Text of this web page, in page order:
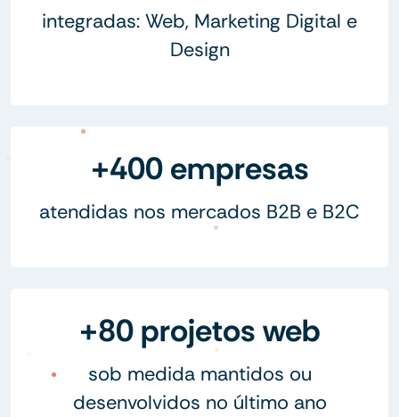
integradas: Web, Marketing Digital e
Design
+400 empresas
atendidas nos mercados B2B e B2C
+80 projetos web
sob medida mantidos ou
desenvolvidos no último ano